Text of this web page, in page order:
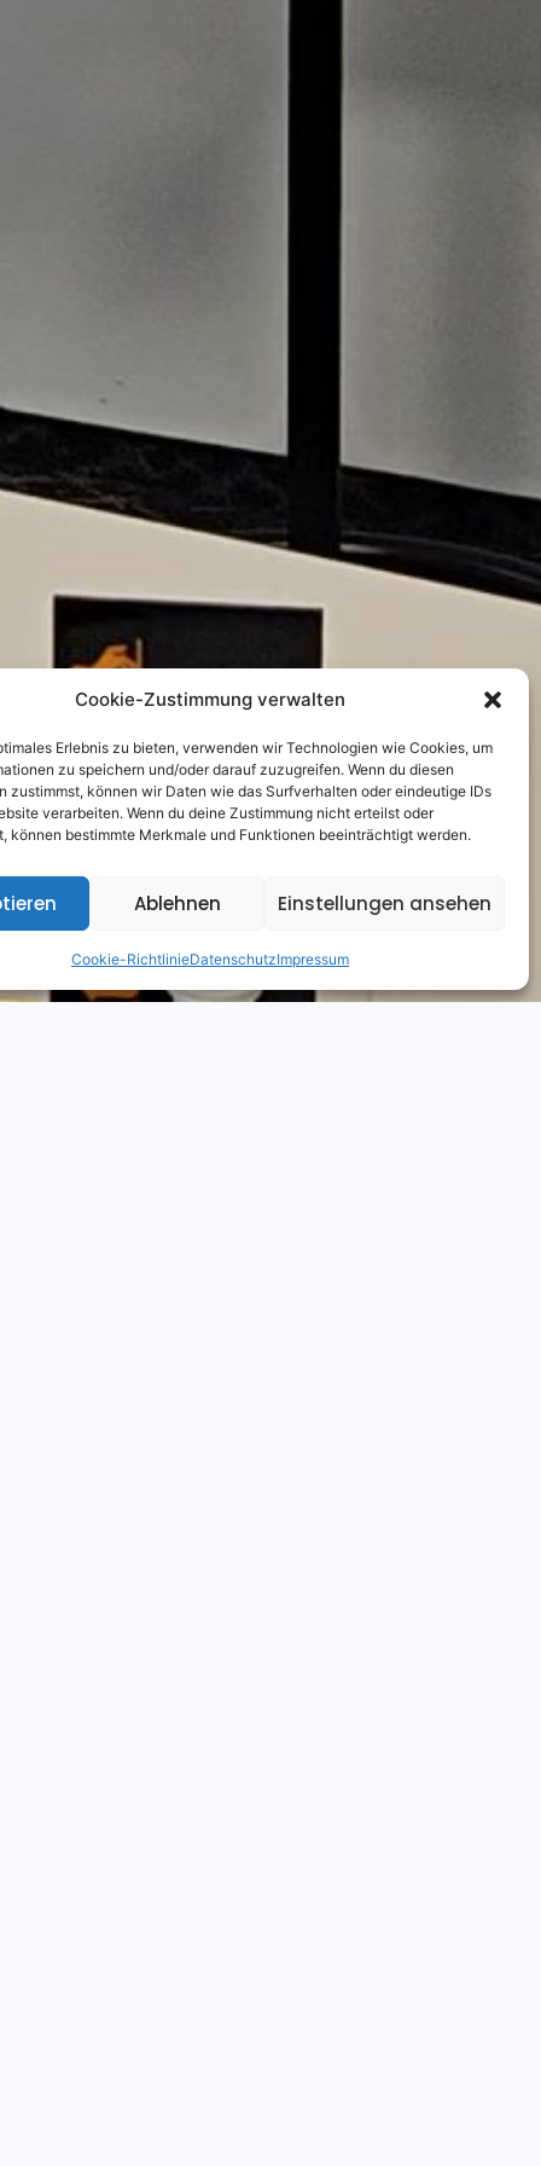
Cookie-Zustimmung verwalten
Erlebnis zu bieten, verwenden wir Technologien wie Cookies, um
zu speichern und/oder darauf zuzugreifen. Wenn du diesen
zustimmst, können wir Daten wie das Surfverhalten oder eindeutige IDs
verarbeiten. Wenn du deine Zustimmung nicht erteilst oder
können bestimmte Merkmale und Funktionen beeinträchtigt werden.
Ablehnen Einstellungen ansehen
Cookie-RichtlinieDatenschutzImpressum